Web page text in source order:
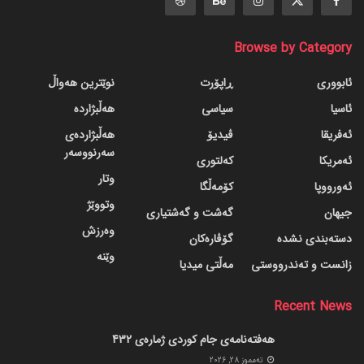
Browse by Category
ئابووری
ئاسیا
ئەفریقا
ئەمریکا
ئەورووپا
جیهان
دسته‌بندی نشده
زانست و تەندرووستی
ڕاپۆرت
سیاسی
ڤیدیۆ
کەلتوری
کۆمەڵگا
گه‌شت و گه‌شتیاری
گۆڤاره‌کان
مەڵتی میدیا
نوێترین هەواڵ
هەڵبژاردە
هەڵبژاردەی
سەرنووسەر
وتار
وتووێژ
وەرزش
وێنە
Recent News
هەفتەنامەی جام کوردی ژمارەی 432
ته‌مموز 28, 2026